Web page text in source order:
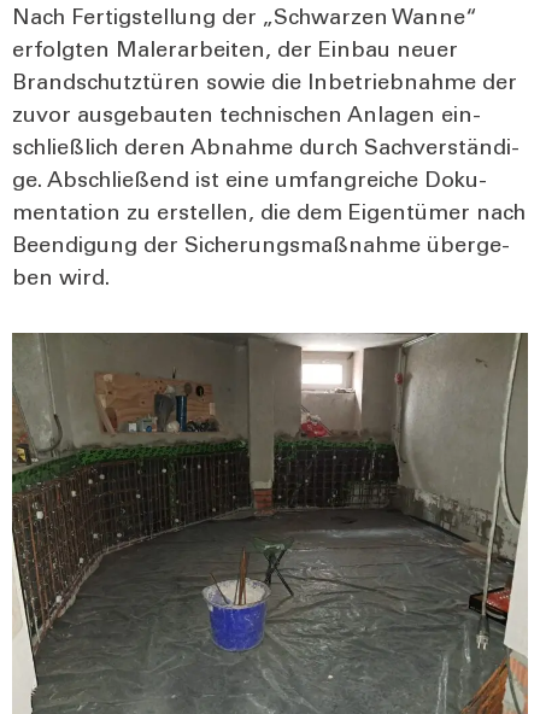
Nach Fer­tig­stel­lung der „Schwar­zen Wan­ne“
erfolg­ten Maler­ar­bei­ten, der Ein­bau neu­er
Brand­schutz­tü­ren sowie die Inbe­trieb­nah­me der
zuvor aus­ge­bau­ten tech­ni­schen Anla­gen ein­
schließ­lich deren Abnah­me durch Sach­ver­stän­di­
ge. Abschlie­ßend ist eine umfang­rei­che Doku­
men­ta­ti­on zu erstel­len, die dem Eigen­tü­mer nach
Been­di­gung der Siche­rungs­maß­nah­me über­ge­
ben wird.